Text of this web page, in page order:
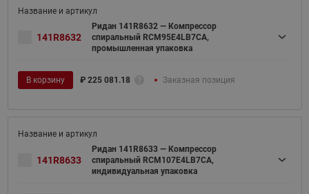
141R8632
Ридан 141R8632 — Компрессор
спиральный RCM95E4LB7CA,
промышленная упаковка
В корзину ₽ 225 081.18 Заказная позиция
141R8633
Ридан 141R8633 — Компрессор
спиральный RCM107E4LB7CA,
индивидуальная упаковка